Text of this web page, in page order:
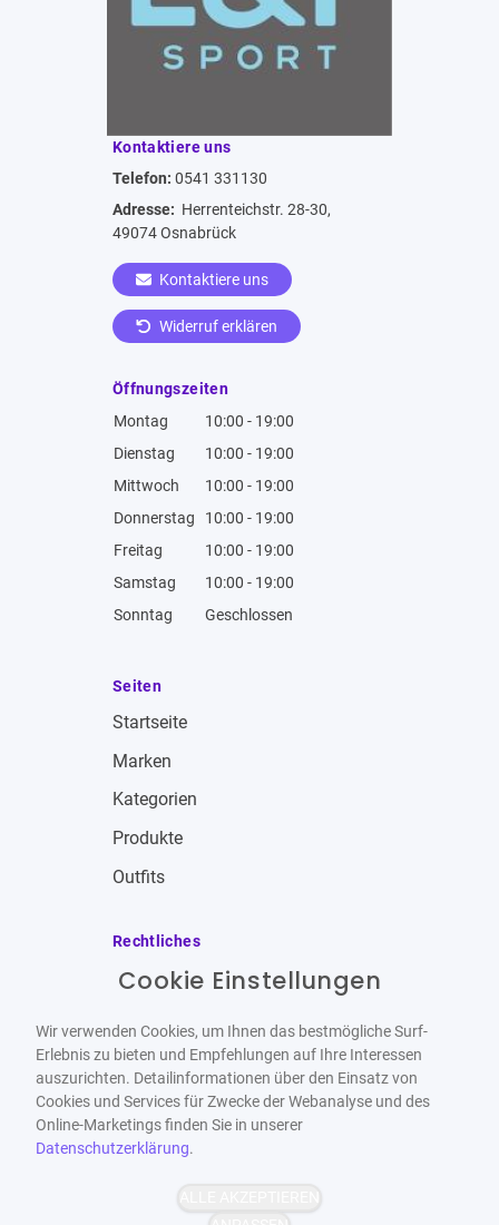
Kontaktiere uns
Telefon: 0541 331130
Adresse: Herrenteichstr. 28-30,
49074 Osnabrück
Kontaktiere uns
Widerruf erklären
Öffnungszeiten
Montag
10:00 - 19:00
Dienstag
10:00 - 19:00
Mittwoch
10:00 - 19:00
Donnerstag
10:00 - 19:00
Freitag
10:00 - 19:00
Samstag
10:00 - 19:00
Sonntag
Geschlossen
Seiten
Startseite
Marken
Kategorien
Produkte
Outfits
Rechtliches
Impressum
Datenschutzbestimmungen
Widerrufsbelehrung
Barrierefrei Bereitgestellt von
Cookie Einstellungen
Wir verwenden Cookies, um Ihnen das bestmögliche Surf-
Erlebnis zu bieten und Empfehlungen auf Ihre Interessen
auszurichten. Detailinformationen über den Einsatz von
Cookies und Services für Zwecke der Webanalyse und des
Online-Marketings finden Sie in unserer
Datenschutzerklärung.
ALLE AKZEPTIEREN